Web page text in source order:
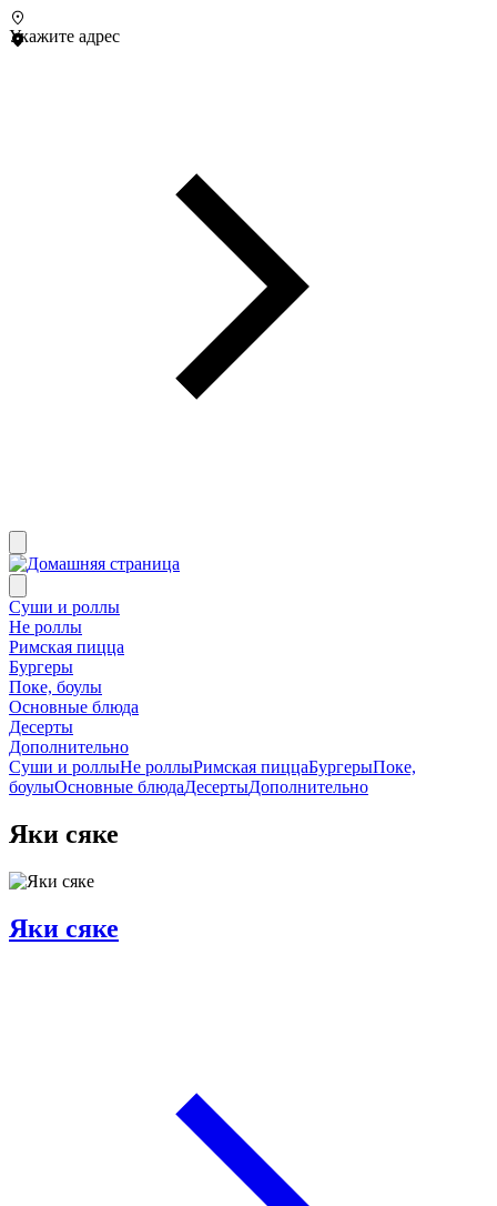
Укажите адрес
Суши и роллы
Не роллы
Римская пицца
Бургеры
Поке, боулы
Основные блюда
Десерты
Дополнительно
Суши и роллыНе роллыРимская пиццаБургерыПоке,
боулыОсновные блюдаДесертыДополнительно
Яки сяке
Яки сяке